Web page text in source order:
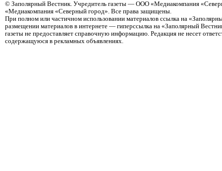
© Заполярный Вестник. Учредитель газеты — ООО «Медиакомпания
«Медиакомпания «Северный город». Все права защищены.
При полном или частичном использовании материалов ссылка на
размещении материалов в интернете — гиперссылка на «Заполярный
газеты не предоставляет справочную информацию. Редакция не несет
содержащуюся в рекламных объявлениях.